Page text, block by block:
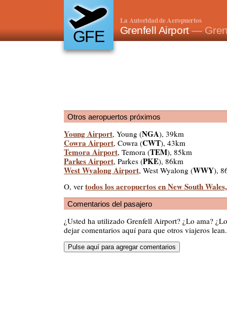
GFE
La Autoridad de Aeropuertos
Grenfell Airport—
Otros aeropuertos próximos
Young Airport, Young (NGA), 39km
Cowra Airport, Cowra (CWT), 43km
Temora Airport, Temora (TEM), 85km
Parkes Airport, Parkes (PKE), 86km
West Wyalong Airport, West Wyalong (WWY),
O, ver todos los aeropuertos en New South
Comentarios del pasajero
¿Usted ha utilizado Grenfell Airport? ¿Lo ama?
dejar comentarios aquí para que otros viajeros lean.